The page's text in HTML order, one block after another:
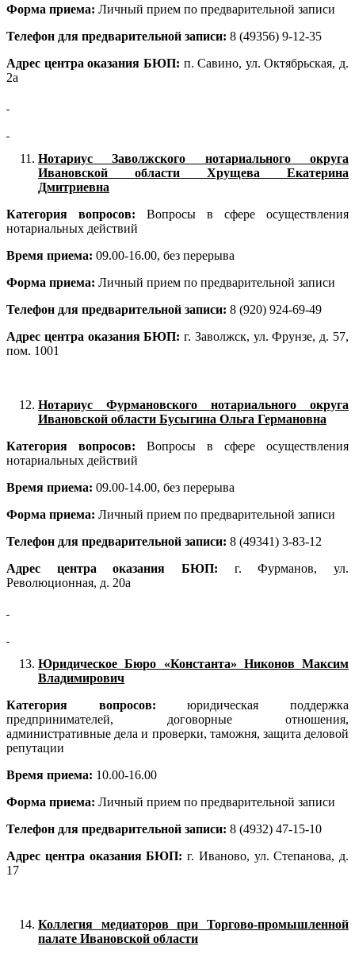
Форма приема: Личный прием по предварительной записи
Телефон для предварительной записи: 8 (49356) 9-12-35
Адрес центра оказания БЮП: п. Савино, ул. Октябрьская, д.
2а
Нотариус Заволжского нотариального округа
Ивановской области Хрущева Екатерина
Дмитриевна
Категория вопросов: Вопросы в сфере осуществления
нотариальных действий
Время приема: 09.00-16.00, без перерыва
Форма приема: Личный прием по предварительной записи
Телефон для предварительной записи: 8 (920) 924-69-49
Адрес центра оказания БЮП: г. Заволжск, ул. Фрунзе, д. 57,
пом. 1001
Нотариус Фурмановского нотариального округа
Ивановской области Бусыгина Ольга Германовна
Категория вопросов: Вопросы в сфере осуществления
нотариальных действий
Время приема: 09.00-14.00, без перерыва
Форма приема: Личный прием по предварительной записи
Телефон для предварительной записи: 8 (49341) 3-83-12
Адрес центра оказания БЮП: г. Фурманов, ул.
Революционная, д. 20а
Юридическое Бюро «Константа» Никонов Максим
Владимирович
Категория вопросов: юридическая поддержка
предпринимателей, договорные отношения,
административные дела и проверки, таможня, защита деловой
репутации
Время приема: 10.00-16.00
Форма приема: Личный прием по предварительной записи
Телефон для предварительной записи: 8 (4932) 47-15-10
Адрес центра оказания БЮП: г. Иваново, ул. Степанова, д.
17
Коллегия медиаторов при Торгово-промышленной
палате Ивановской области